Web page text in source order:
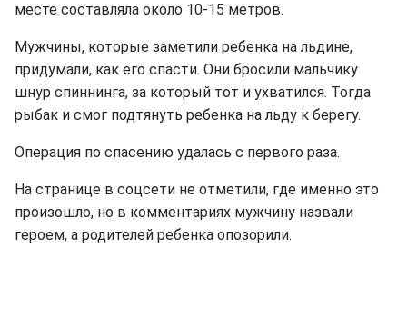
месте составляла около 10-15 метров.
Мужчины, которые заметили ребенка на льдине,
придумали, как его спасти. Они бросили мальчику
шнур спиннинга, за который тот и ухватился. Тогда
рыбак и смог подтянуть ребенка на льду к берегу.
Операция по спасению удалась с первого раза.
На странице в соцсети не отметили, где именно это
произошло, но в комментариях мужчину назвали
героем, а родителей ребенка опозорили.